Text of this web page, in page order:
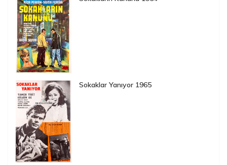
Sokaklar Yanıyor 1965